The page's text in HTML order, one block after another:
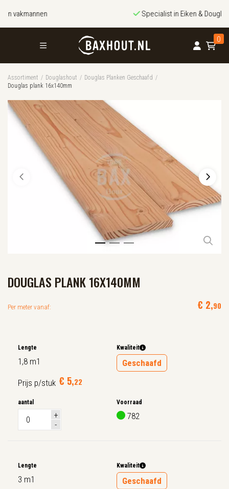
Specialist in Eiken & Douglashout
0
Assortiment / Douglashout / Douglas Planken Geschaafd /
Douglas plank 16x140mm
DOUGLAS PLANK 16X140MM
Per meter vanaf: € 2,90
Lengte
1,8 m1
Kwaliteit
Geschaafd
Prijs p/stuk € 5,22
aantal Voorraad
782
Lengte
3 m1
Kwaliteit
Geschaafd